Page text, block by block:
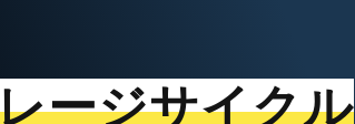
ージサイクル